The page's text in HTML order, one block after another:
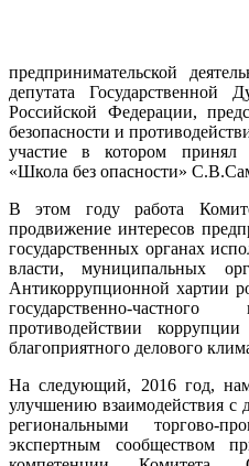
предпринимательской
депутата Государственной
Российской Федерации,
безопасности и
участие в котором
«Школа без опасности»
В этом году работа
продвижение интересов
государственных органах
власти, муниципальных
Антикоррупционной хартии
государственно-
противодействии
благоприятного делового
На следующий, 2016 год,
улучшению взаимодействия
региональными торгово-
экспертным сообществом